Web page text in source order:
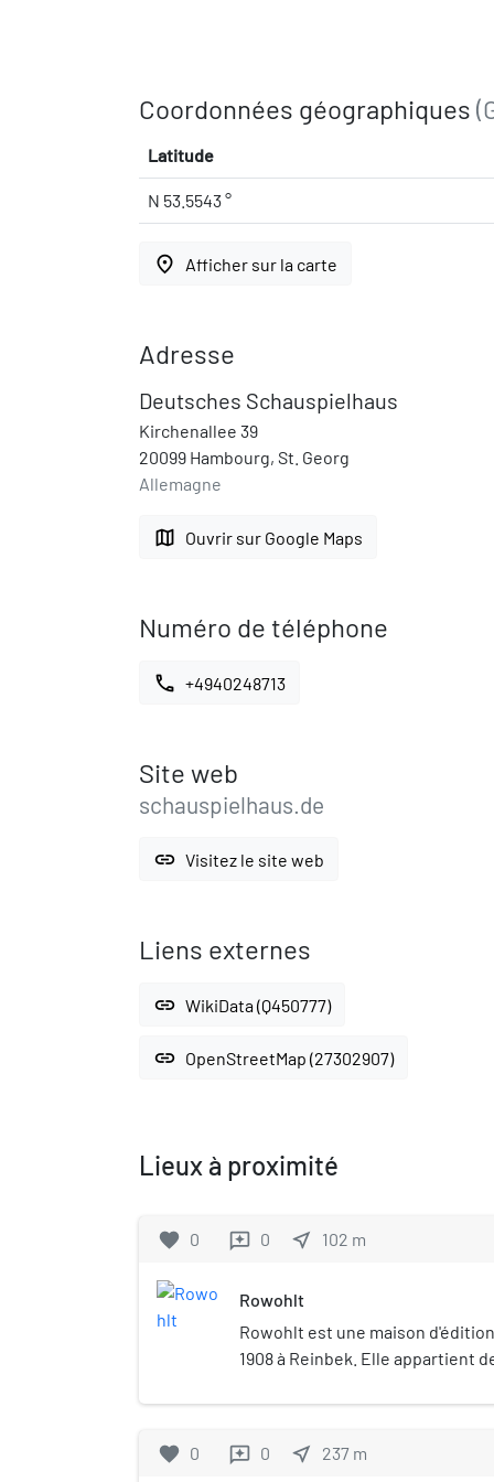
Coordonnées géographiques
Latitude
N 53.5543 °
place Afficher sur la carte
Adresse
Deutsches Schauspielhaus
Kirchenallee 39
20099 Hambourg, St. Georg
Allemagne
map Ouvrir sur Google Maps
Numéro de téléphone
call +4940248713
Site web
schauspielhaus.de
link Visitez le site web
Liens externes
link WikiData (Q450777)
link OpenStreetMap (27302907)
Lieux à proximité
favorite 0 reviews 0 near_me 102 m
Rowohlt
Rowohlt est une maison
1908 à Reinbek. Elle appartient
travailla de 1970 à 1989.
favorite 0 reviews 0 near_me 237 m